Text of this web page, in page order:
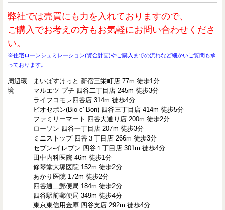
弊社では売買にも力を入れておりますので、
ご購入でお考えの方もお気軽にお問い合わせくださ
い。
※住宅ローンシュミレーション(資金計画)やご購入までの流れなど細かいご質問も承
っております。
周辺環
境
まいばすけっと 新宿三栄町店 77m 徒歩1分
マルエツ プチ 四谷二丁目店 245m 徒歩3分
ライフコモレ四谷店 314m 徒歩4分
ビオセボン(Bio c' Bon) 四谷三丁目店 414m 徒歩5分
ファミリーマート 四谷大通り店 200m 徒歩2分
ローソン 四谷一丁目店 207m 徒歩3分
ミニストップ 四谷３丁目店 266m 徒歩3分
セブン-イレブン 四谷１丁目店 301m 徒歩4分
田中内科医院 46m 徒歩1分
修琴堂大塚医院 152m 徒歩2分
あかり医院 172m 徒歩2分
四谷通二郵便局 184m 徒歩2分
四谷駅前郵便局 349m 徒歩4分
東京東信用金庫 四谷支店 292m 徒歩4分